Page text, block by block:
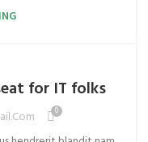
for IT folks
0